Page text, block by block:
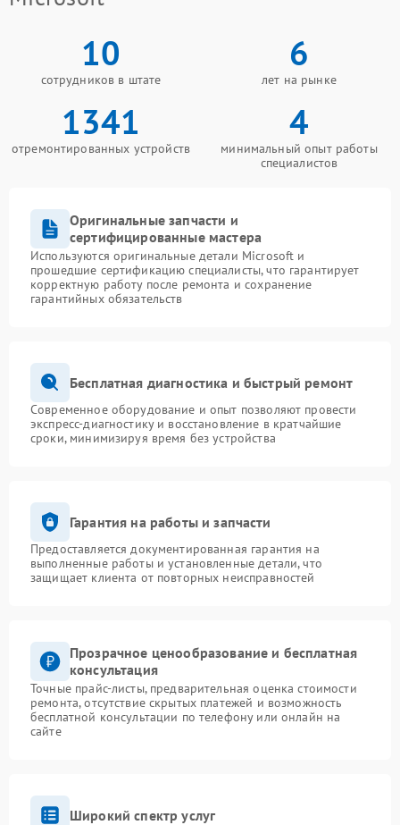
10
сотрудников в штате
6
лет на рынке
1341
отремонтированных устройств
4
минимальный опыт работы
специалистов
Оригинальные запчасти и
сертифицированные мастера
Используются оригинальные детали Microsoft и
прошедшие сертификацию специалисты, что гарантирует
корректную работу после ремонта и сохранение
гарантийных обязательств
Бесплатная диагностика и быстрый ремонт
Современное оборудование и опыт позволяют провести
экспресс-диагностику и восстановление в кратчайшие
сроки, минимизируя время без устройства
Гарантия на работы и запчасти
Предоставляется документированная гарантия на
выполненные работы и установленные детали, что
защищает клиента от повторных неисправностей
Прозрачное ценообразование и бесплатная
консультация
Точные прайс-листы, предварительная оценка стоимости
ремонта, отсутствие скрытых платежей и возможность
бесплатной консультации по телефону или онлайн на
сайте
Широкий спектр услуг